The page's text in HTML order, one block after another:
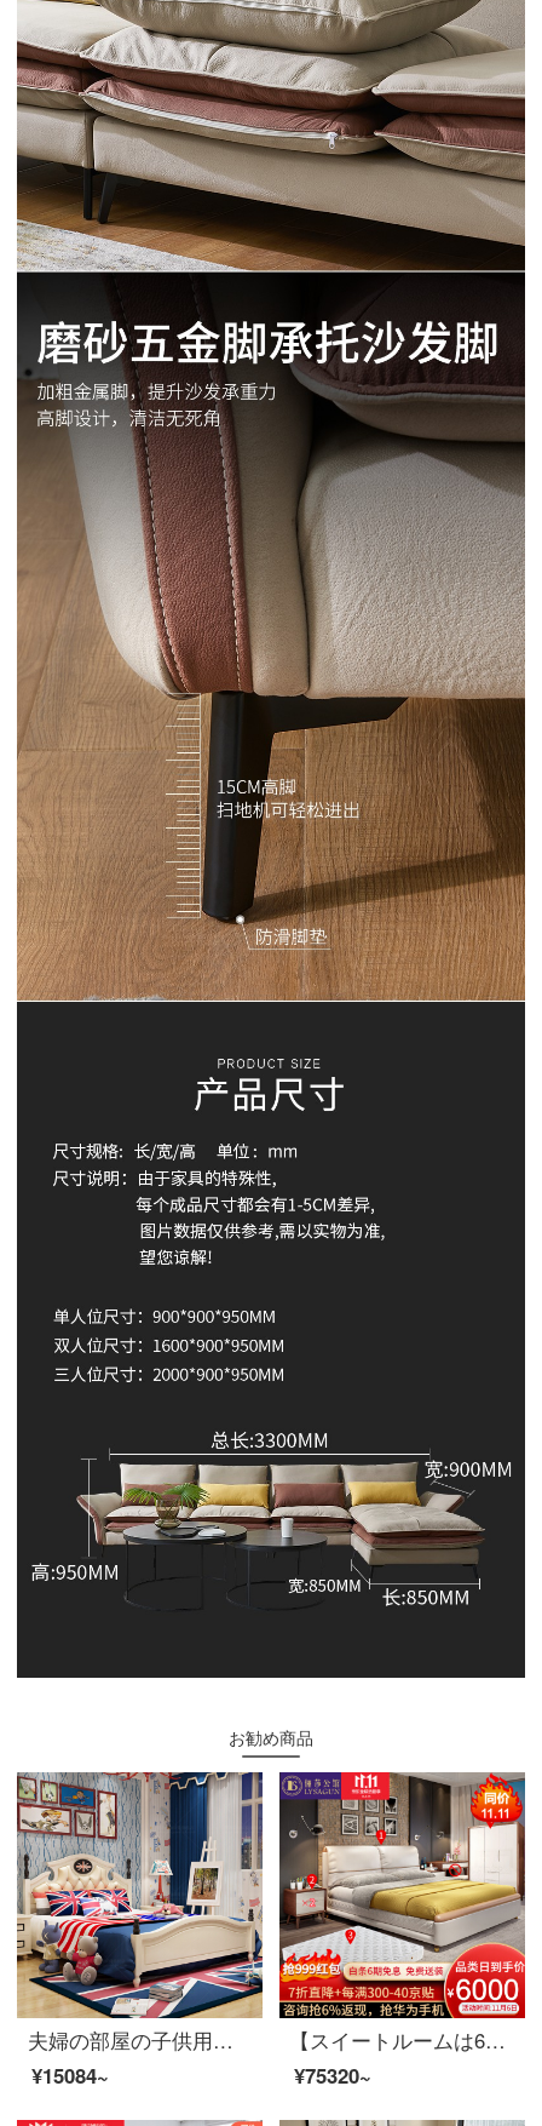
お勧め商品
夫婦の部屋の子供用ベッド洋式インロンベッド男女シングルベッド青少年学生用ベッド家具8305スペアリブベッド1500*2000
¥15084~
【スイートルームは6割引が受けられます】夫婦莎公館北欧寝室客間レストラン全室家具セットA【80-150平方メートル】適用コース一（主寝台5点セット）胡桃色
¥75320~